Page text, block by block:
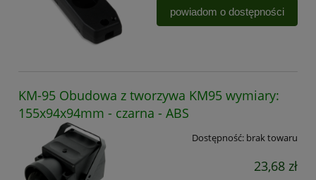
powiadom o dostępności
KM-95 Obudowa z tworzywa KM95 wymiary:
155x94x94mm - czarna - ABS
Dostępność: brak towaru
23,68 zł